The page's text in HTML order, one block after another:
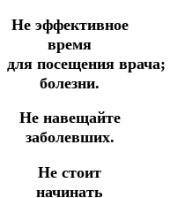
Не эффективное
время
для посещения врача;
болезни.
Не навещайте
заболевших.
Не стоит
начинать